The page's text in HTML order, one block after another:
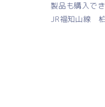
製品も購入で
JR福知山線